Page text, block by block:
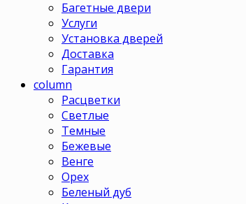
Багетные двери
Услуги
Установка дверей
Доставка
Гарантия
column
Расцветки
Светлые
Темные
Бежевые
Венге
Орех
Беленый дуб